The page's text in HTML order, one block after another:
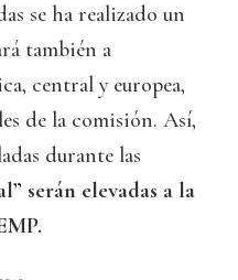
se ha realizado un
también a
central y europea,
de la comisión. Así,
durante las
serán elevadas a la